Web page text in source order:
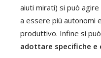
aiuti mirati) si può
a essere più autonomi
produttivo. Infine si
adottare specifiche e